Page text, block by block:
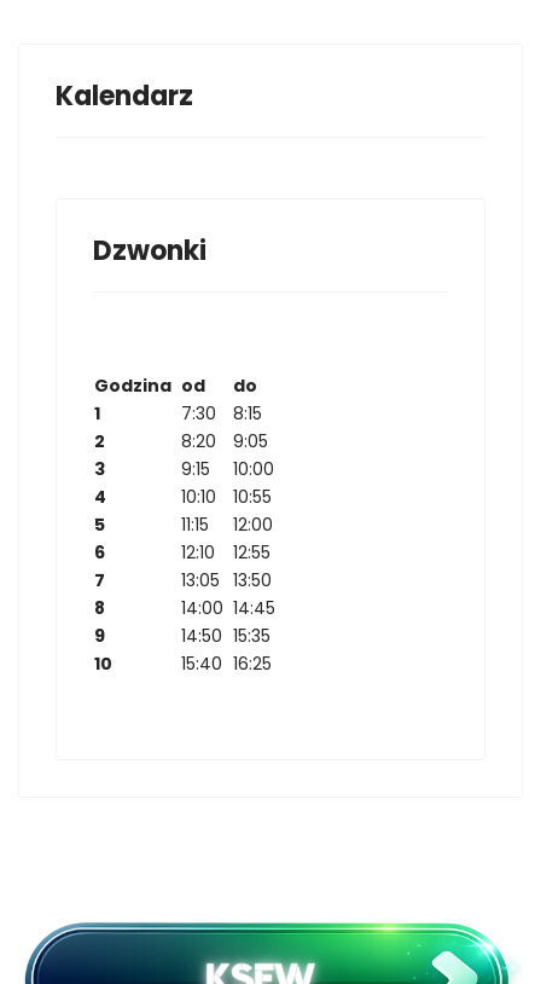
Kalendarz
Dzwonki
Godzina od
do
1
7:30
8:15
2
8:20
9:05
3
9:15
10:00
4
10:10
10:55
5
11:15
12:00
6
12:10
12:55
7
13:05 13:50
8
14:00 14:45
9
14:50 15:35
10
15:40 16:25